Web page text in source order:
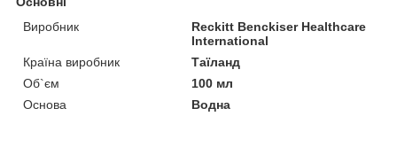
Виробник
Reckitt Benckiser Healthcare
International
Країна виробник
Таїланд
Об`єм
100 мл
Основа
Водна